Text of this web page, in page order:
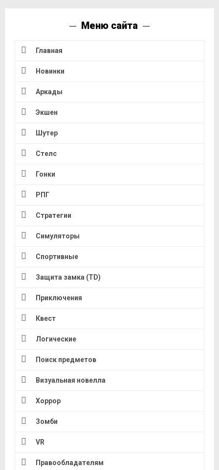
Меню сайта
Главная
Новинки
Аркады
Экшен
Шутер
Стелс
Гонки
РПГ
Стратегии
Симуляторы
Спортивные
Защита замка (TD)
Приключения
Квест
Логические
Поиск предметов
Визуальная новелла
Хоррор
Зомби
VR
Правообладателям